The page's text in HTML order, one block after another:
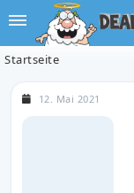
Startseite
12. Mai 2021